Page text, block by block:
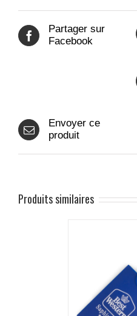
Partager sur
Facebook
Envoyer ce
produit
Produits similaires